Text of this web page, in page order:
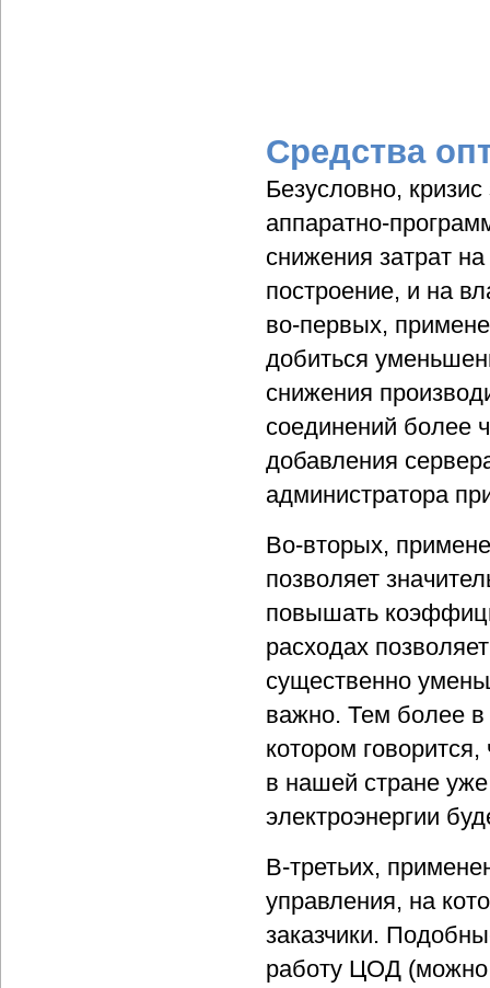
Средства
Безусловно,
аппаратно-
снижения затрат
построение, и на
во-первых,
добиться
снижения
соединений более
добавления
администратора
Во-вторых,
позволяет
повышать
расходах
существенно
важно. Тем более в
котором
в нашей стране уже
электроэнергии
В-третьих,
управления, на
заказчики.
работу ЦОД (можно